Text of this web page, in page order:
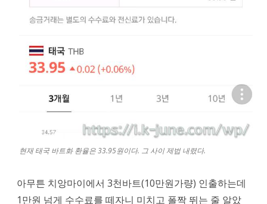
현재 태국 바트화 환율은 33.95원이다. 그 사이 제법 내렸다.
아무튼 치앙마이에서 3천바트(10만원가량) 인출하는데
1만원 넘게 수수료를 떼자니 미치고 폴짝 뛰는 줄 알았